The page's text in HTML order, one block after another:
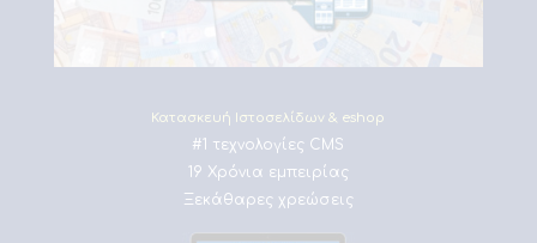
Κατασκευή Ιστοσελίδων & eshop
#1 τεχνολογίες CMS
19 Χρόνια εμπειρίας
Ξεκάθαρες χρεώσεις